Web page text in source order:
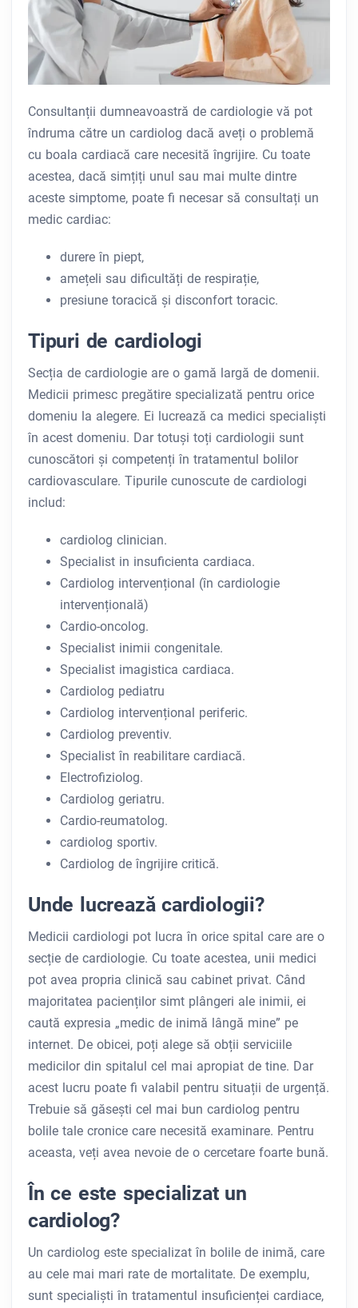
Consultanții dumneavoastră de cardiologie vă pot
îndruma către un cardiolog dacă aveți o problemă
cu boala cardiacă care necesită îngrijire. Cu toate
acestea, dacă simțiți unul sau mai multe dintre
aceste simptome, poate fi necesar să consultați un
medic cardiac:
durere în piept,
amețeli sau dificultăți de respirație,
presiune toracică și disconfort toracic.
Tipuri de cardiologi
Secția de cardiologie are o gamă largă de domenii.
Medicii primesc pregătire specializată pentru orice
domeniu la alegere. Ei lucrează ca medici specialiști
în acest domeniu. Dar totuși toți cardiologii sunt
cunoscători și competenți în tratamentul bolilor
cardiovasculare. Tipurile cunoscute de cardiologi
includ:
cardiolog clinician.
Specialist in insuficienta cardiaca.
Cardiolog intervențional (în cardiologie
intervențională)
Cardio-oncolog.
Specialist inimii congenitale.
Specialist imagistica cardiaca.
Cardiolog pediatru
Cardiolog intervențional periferic.
Cardiolog preventiv.
Specialist în reabilitare cardiacă.
Electrofiziolog.
Cardiolog geriatru.
Cardio-reumatolog.
cardiolog sportiv.
Cardiolog de îngrijire critică.
Unde lucrează cardiologii?
Medicii cardiologi pot lucra în orice spital care are o
secție de cardiologie. Cu toate acestea, unii medici
pot avea propria clinică sau cabinet privat. Când
majoritatea pacienților simt plângeri ale inimii, ei
caută expresia „medic de inimă lângă mine” pe
internet. De obicei, poți alege să obții serviciile
medicilor din spitalul cel mai apropiat de tine. Dar
acest lucru poate fi valabil pentru situații de urgență.
Trebuie să găsești cel mai bun cardiolog pentru
bolile tale cronice care necesită examinare. Pentru
aceasta, veți avea nevoie de o cercetare foarte bună.
În ce este specializat un
cardiolog?
Un cardiolog este specializat în bolile de inimă, care
au cele mai mari rate de mortalitate. De exemplu,
sunt specialiști în tratamentul insuficienței cardiace,